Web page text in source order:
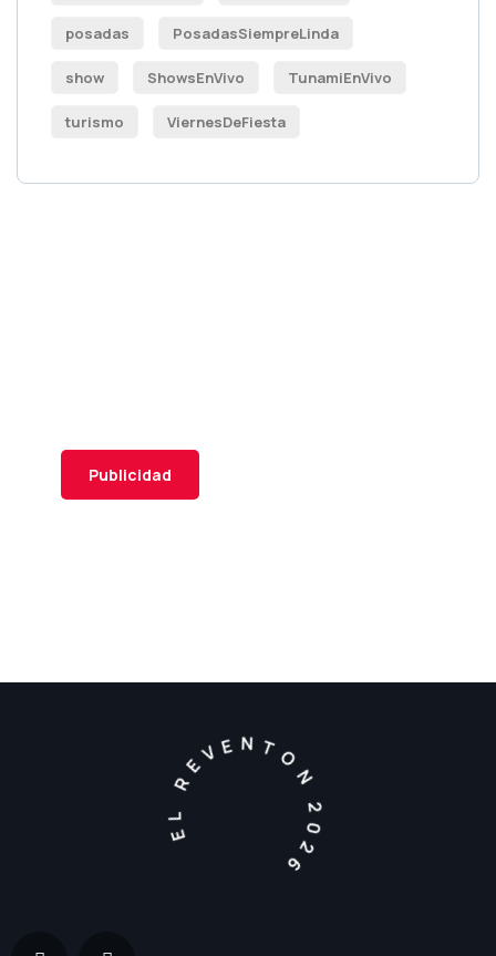
posadas PosadasSiempreLinda
show ShowsEnVivo TunamiEnVivo
turismo ViernesDeFiesta
Publicidad
EL REVENTON 2026